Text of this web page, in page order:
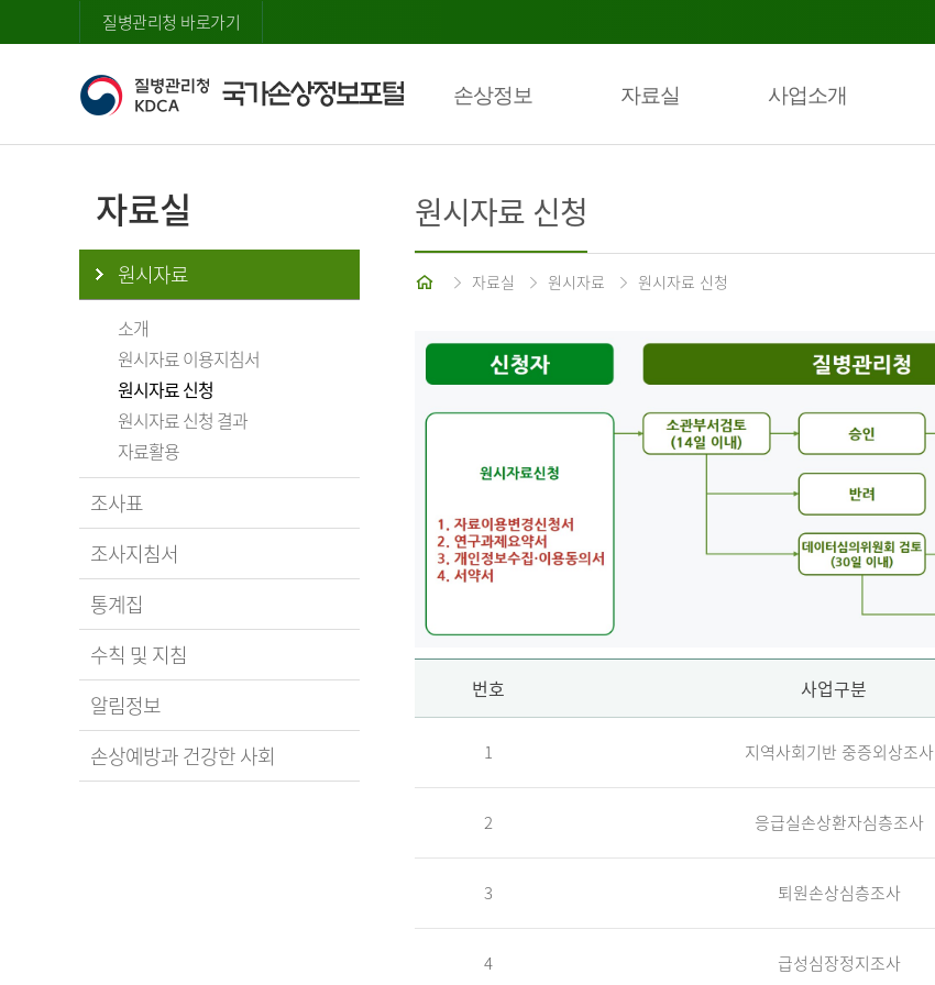
질병관리청 바로가기
손상정보 자료실 사업소개
자료실
원시자료
소개
원시자료 이용지침서
원시자료 신청
원시자료 신청 결과
자료활용
조사표
조사지침서
통계집
수칙 및 지침
알림정보
손상예방과 건강한 사회
원시자료 신청
홈 자료실 원시자료 원시자료 신청
자
청
번호 사업구분
1 지역사회기반 중증외상조사
2 응급실손상환자심층조사
3 퇴원손상심층조사
4 급성심장정지조사